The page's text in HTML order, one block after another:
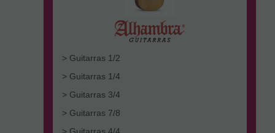
> Guitarras 1/2
> Guitarras 1/4
> Guitarras 3/4
> Guitarras 7/8